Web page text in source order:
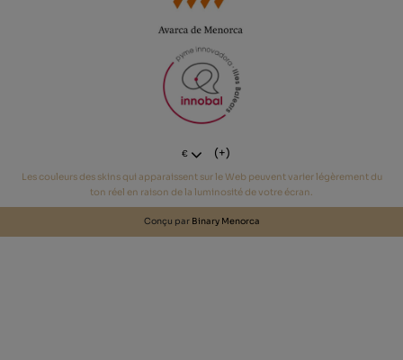
€ (+)
Les couleurs des skins qui apparaissent sur le Web peuvent varier légèrement du
ton réel en raison de la luminosité de votre écran.
Conçu par Binary Menorca